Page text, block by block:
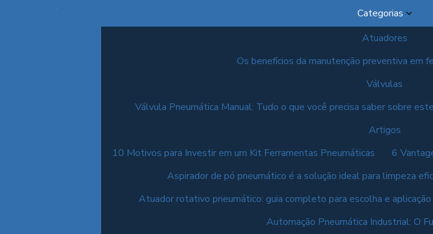
Categorias
Atuadores
Os benefícios da manutenção preventiva em
Válvulas
Válvula Pneumática Manual: Tudo o que você precisa saber sobre
Artigos
10 Motivos para Investir em um Kit Ferramentas Pneumáticas
6
Aspirador de pó pneumático é a solução ideal para limpeza
Atuador rotativo pneumático: guia completo para escolha e aplicação
Automação Pneumática Industrial: O